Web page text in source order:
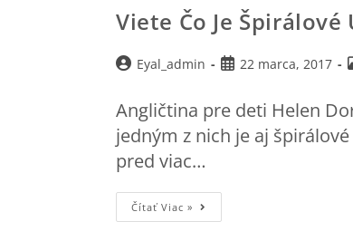
Viete Čo Je Špirálové
Eyal_admin 22 marca, 2017
Angličtina pre deti Helen
jedným z nich je aj
pred viac…
Čítať Viac »